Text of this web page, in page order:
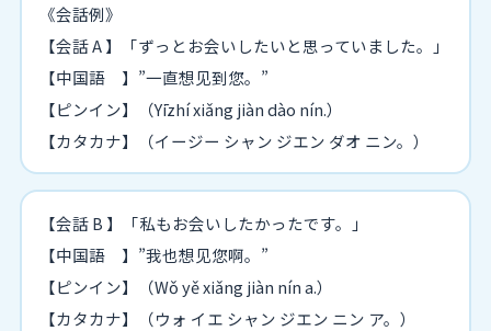
《会話例》
【会話 A 】「ずっとお会いしたいと思っていました。」
【中国語 】”一直想见到您。”
【ピンイン】（Yīzhí xiǎng jiàn dào nín.）
【カタカナ】（イージー シャン ジエン ダオ ニン。）
【会話 B 】「私もお会いしたかったです。」
【中国語 】”我也想见您啊。”
【ピンイン】（Wǒ yě xiǎng jiàn nín a.）
【カタカナ】（ウォ イエ シャン ジエン ニン ア。）